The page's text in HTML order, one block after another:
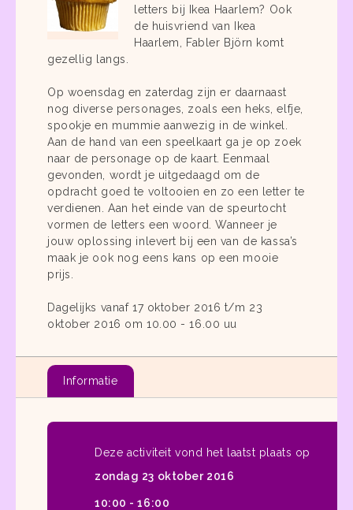
letters bij Ikea Haarlem? Ook
de huisvriend van Ikea
Haarlem, Fabler Björn komt
gezellig langs.
Op woensdag en zaterdag zijn er daarnaast
nog diverse personages, zoals een heks, elfje,
spookje en mummie aanwezig in de winkel.
Aan de hand van een speelkaart ga je op zoek
naar de personage op de kaart. Eenmaal
gevonden, wordt je uitgedaagd om de
opdracht goed te voltooien en zo een letter te
verdienen. Aan het einde van de speurtocht
vormen de letters een woord. Wanneer je
jouw oplossing inlevert bij een van de kassa’s
maak je ook nog eens kans op een mooie
prijs.
Dagelijks vanaf 17 oktober 2016 t/m 23
oktober 2016 om 10.00 - 16.00 uu
Informatie
Deze activiteit vond het laatst plaats op
zondag 23 oktober 2016
10:00 - 16:00